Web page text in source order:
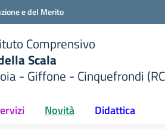
e del Merito
Comprensivo
Scala
- Giffone - Cinquefrondi
Novità Didattica